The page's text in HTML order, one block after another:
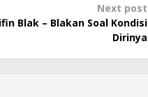
Next post
Blak – Blakan Soal Kondisi
Dirinya